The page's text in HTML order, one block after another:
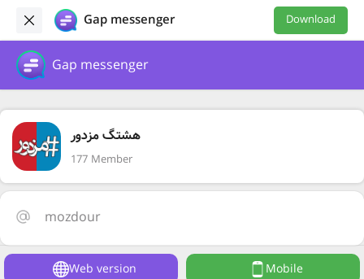
Gap messenger Download
Gap messenger
هشتگ مزدور
177 Member
mozdour
Web version Mobile